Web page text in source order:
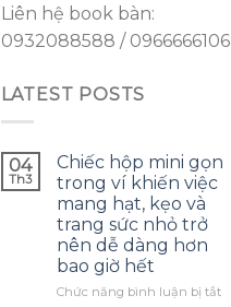
Liên hệ book bàn:
0932088588 / 0966666106
LATEST POSTS
04
Th3
Chiếc hộp mini gọn
trong ví khiến việc
mang hạt, kẹo và
trang sức nhỏ trở
nên dễ dàng hơn
bao giờ hết
Chức năng bình luận bị tắtở